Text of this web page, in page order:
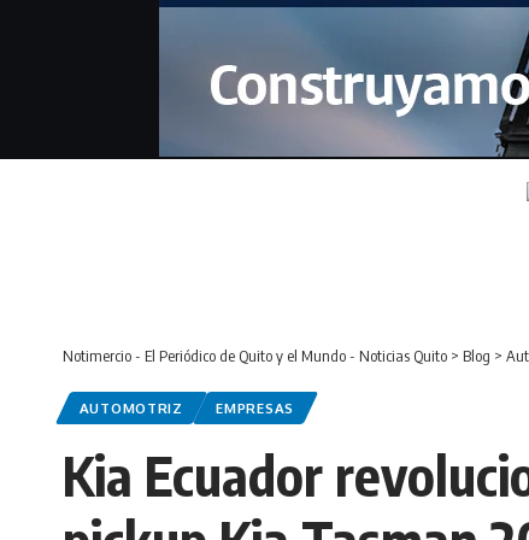
Notimercio - El Periódico de Quito y el Mundo - Noticias Quito > Blog >
AUTOMOTRIZ EMPRESAS
Kia Ecuador